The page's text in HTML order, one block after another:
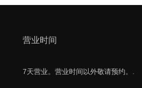
营业时间
7天营业。营业时间以外敬请预约。.